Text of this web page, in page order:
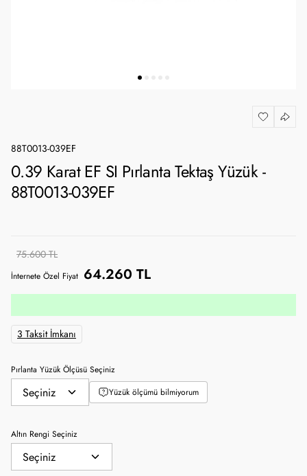
88T0013-039EF
0.39 Karat EF SI Pırlanta Tektaş Yüzük -
88T0013-039EF
75.600 TL
İnternete Özel Fiyat 64.260 TL
3 Taksit İmkanı
Pırlanta Yüzük Ölçüsü Seçiniz
Yüzük ölçümü bilmiyorum
Altın Rengi Seçiniz